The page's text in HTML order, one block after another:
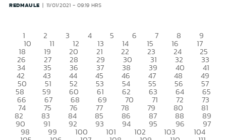
REDMAULE 11/01/2021 - 09:19 HRS
1 2 3 4 5 6 7 8 9
10 11 12 13 14 15 16 17
18 19 20 21 22 23 24 25
26 27 28 29 30 31 32 33
34 35 36 37 38 39 40 41
42 43 44 45 46 47 48 49
50 51 52 53 54 55 56 57
58 59 60 61 62 63 64 65
66 67 68 69 70 71 72 73
74 75 76 77 78 79 80 81
82 83 84 85 86 87 88 89
90 91 92 93 94 95 96 97
98 99 100 101 102 103 104